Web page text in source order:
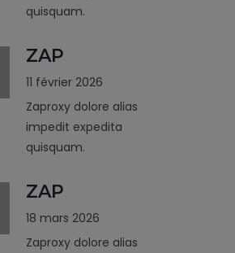
quisquam.
ZAP
11 février 2026
Zaproxy dolore alias
impedit expedita
quisquam.
ZAP
18 mars 2026
Zaproxy dolore alias